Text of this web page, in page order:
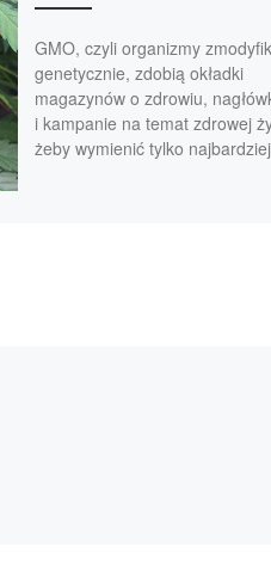
GMO, czyli organizmy
genetycznie, zdobią okładki
magazynów o zdrowiu,
i kampanie na temat zdrowej
żeby wymienić tylko